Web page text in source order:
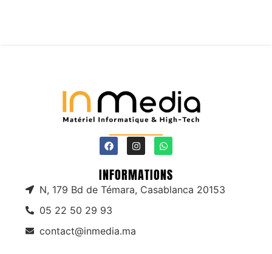
INFORMATIONS
N, 179 Bd de Témara, Casablanca 20153
05 22 50 29 93
contact@inmedia.ma